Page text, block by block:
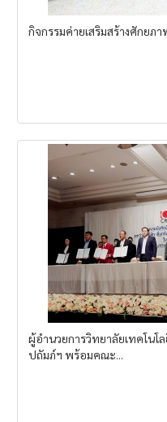
กิจกรรมค่ายเสริมสร้างศักยภ
ผู้อำนวยการวิทยาลัยเทคโน
ปถัมภ์ฯ พร้อมคณะ...